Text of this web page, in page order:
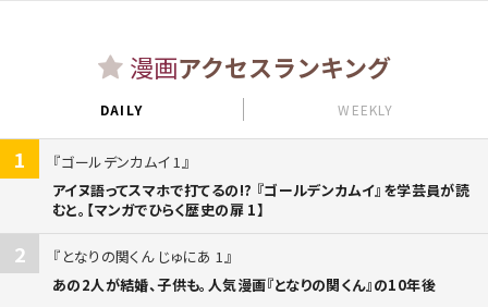
漫画アクセスランキング
DAILY WEEKLY
1
ゴールデンカムイ 1
アイヌ語ってスマホで打てるの!? 『ゴールデンカムイ』を学芸員が読
むと。【マンガでひらく歴史の扉 1】
2
となりの関くん じゅにあ 1
あの2人が結婚、子供も。人気漫画『となりの関くん』の10年後